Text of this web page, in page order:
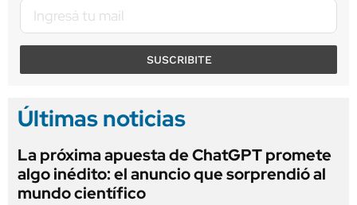
SUSCRIBITE
Últimas noticias
La próxima apuesta de ChatGPT promete
algo inédito: el anuncio que sorprendió al
mundo científico